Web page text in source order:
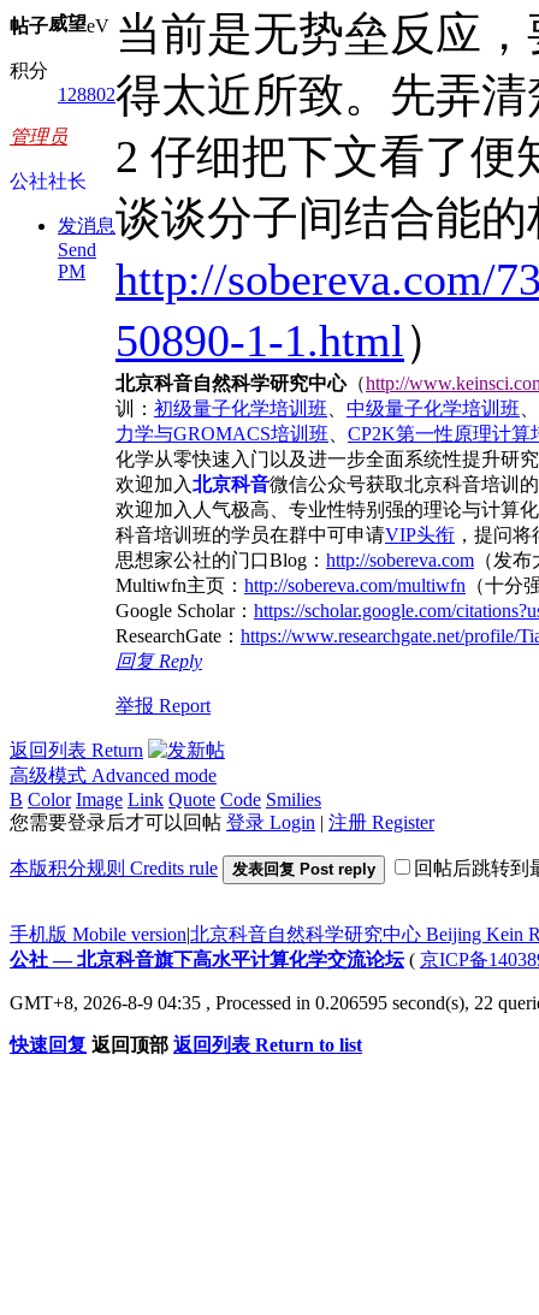
帖子威望eV
积分
128802
管理员
公社社长
发消息
Send
PM
当前是无势垒反应
得太近所致。先弄
2 仔细把下文看了便
谈谈分子间结合能
http://sobereva.com/
50890-1-1.html ）
北京科音自然科学研究中心（http://
训： 初级量子化学培训班 中级量子化学培训班
力学与GROMACS培训班
CP2K第一性原理计算
化学从零快速入门以及进一步全面系统性提升研
欢迎加入北京科音微信公众号获取北京科音培训
欢迎加入人气极高、专业性特别强的理论与计算
科音培训班的学员在群中可申请VIP头衔 ，提问
思想家公社的门口Blog： http://sobereva.com （发
Multiwfn主页： http://sobereva.com/multiwfn （十分
Google Scholar： https://scholar.google.com/
ResearchGate： https://www.researchgate.net/profile/
回复 Reply
举报 Report
返回列表 Return
高级模式 Advanced mode
B Color Image Link Quote Code Smilies
您需要登录后才可以回帖 登录 Login | 注册 Register
本版积分规则 Credits rule 发表回复 Post reply 回帖后跳转到
手机版 Mobile version|北京科音自然科学研究中心 Beijing Kein
公社 — 北京科音旗下高水平计算化学交流论坛( 京ICP备
GMT+8, 2026-8-9 04:35 , Processed in 0.206595 second(s), 22
快速回复 返回顶部 返回列表 Return to list